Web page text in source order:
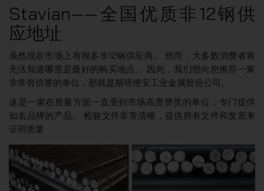
Stavian——全国优质非12钢供
应地址
虽然现在市场上有很多非12钢供应商。 然而，大多数消费者将
无法知道哪里是最好的购买地点。 因此，我们想向您推荐一家
非常有信誉的单位，那就是斯塔维安工业金属股份公司。
这是一家在质量方面一直受到市场高度赞赏的单位，专门提供
知名品牌的产品。 检验文件非常清晰，提供所有文件和发票来
证明质量